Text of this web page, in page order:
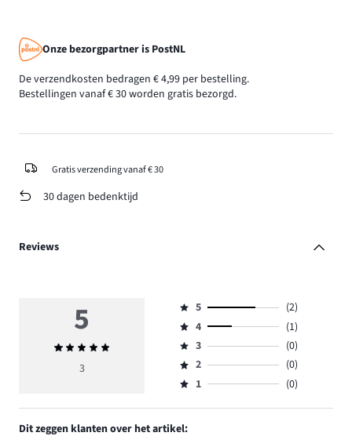
Onze bezorgpartner is PostNL
De verzendkosten bedragen € 4,99 per bestelling.
Bestellingen vanaf € 30 worden gratis bezorgd.
Gratis verzending vanaf € 30
30 dagen bedenktijd
Reviews
5
Gemiddelde
beoordeling
3
Beoordeling
5,
aantal
reviews
2.
5
(2)
Beoordeling
4,
aantal
reviews
4
(1)
Beoordeling
3,
aantal
3
(0)
Beoordeling
2,
0.
2
(0)
Beoordeling
1,
aantal
reviews
1 (0)
Dit zeggen klanten over het artikel: